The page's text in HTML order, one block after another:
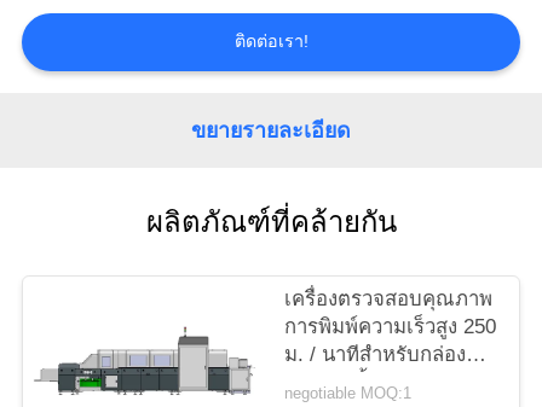
เรา
ราคา
ติดต่อเรา!
ขยายรายละเอียด
ผลิตภัณฑ์ที่คล้ายกัน
เครื่องตรวจสอบคุณภาพ
การพิมพ์ความเร็วสูง 250
ม. / นาทีสำหรับกล่อง
บรรจุวิสกี้
negotiable MOQ:1